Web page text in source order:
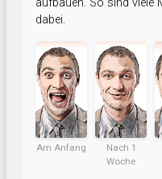
aufbauen. So sind viele
dabei.
Am Anfang
Nach 1
Woche